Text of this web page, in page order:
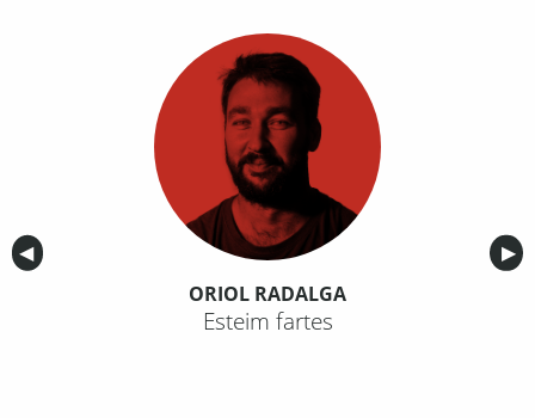
Anterior
◀︎ ▶︎
ORIOL RADALGA
Esteim fartes